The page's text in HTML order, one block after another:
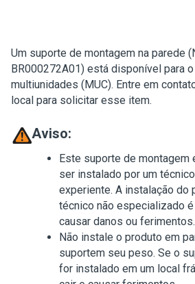
Um suporte de montagem na parede
BR000272A01) está disponível para
multiunidades (MUC). Entre em
local para solicitar esse item.
Aviso:
Este suporte de montagem
ser instalado por um
experiente. A instalação do
técnico não especializado
causar danos ou ferimentos.
Não instale o produto em
suportem seu peso. Se o
for instalado em um local